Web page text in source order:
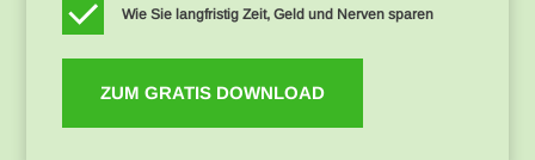
Wie Sie langfristig Zeit, Geld und Nerven sparen
ZUM GRATIS DOWNLOAD